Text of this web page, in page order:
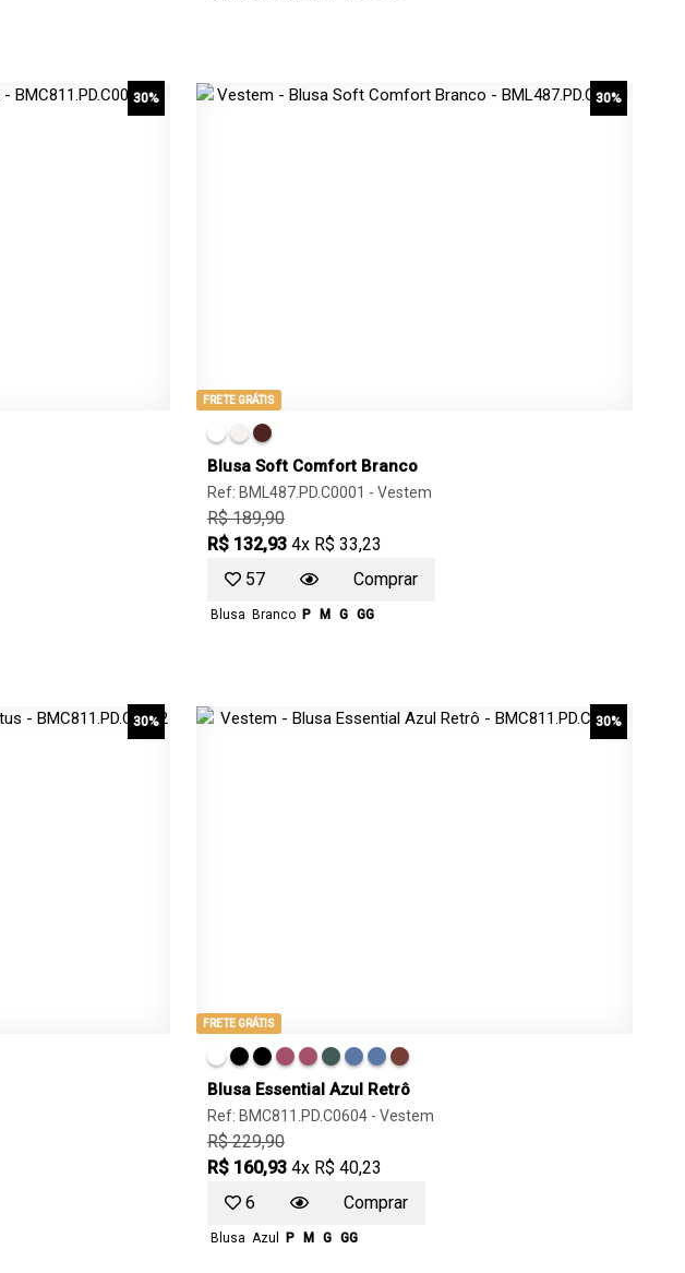
30% 30%
FRETE GRÁTIS
Blusa Soft Comfort Branco
Ref: BML487.PD.C0001 - Vestem
R$ 189,90
R$ 132,93 4x R$ 33,23
57
Comprar
Blusa Branco P M G GG
30% 30%
FRETE GRÁTIS
Blusa Essential Azul Retrô
Ref: BMC811.PD.C0604 - Vestem
R$ 229,90
R$ 160,93 4x R$ 40,23
6
Comprar
Blusa Azul P M G GG